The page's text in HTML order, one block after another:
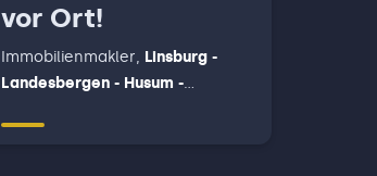
vor Ort!
Immobilienmakler, Linsburg -
Landesbergen - Husum -